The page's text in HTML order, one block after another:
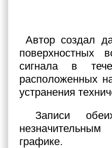
Автор создал
поверхностных
сигнала в
расположенных
устранения
Записи
графике.